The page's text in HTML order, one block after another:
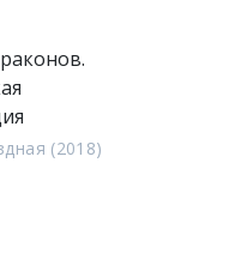
(2018)